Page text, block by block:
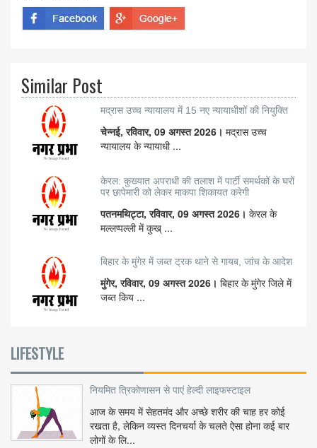
Similar Post
मद्रास उच्च न्यायालय में 15 नए न्यायाधीशों की नियुक्ति
चेन्नई, रविवार, 09 अगस्त 2026। मद्रास उच्च
न्यायालय के न्यायाधी ...
केरल: कुख्यात अपराधी की तलाश में पार्टी समर्थकों के घरों
पर छापेमारी को लेकर माकपा शिकायत करेगी
पतनमथिट्टा, रविवार, 09 अगस्त 2026। केरल के
मल्लप्पल्ली में कुख् ...
बिहार के मुंगेर में जब्त ट्रक थाने से गायब, जांच के आदेश
मुंगेर, रविवार, 09 अगस्त 2026। बिहार के मुंगेर जिले में
जब्त किय ...
LIFESTYLE
नियमित त्रिकोणासन से पाएं हेल्दी लाइफस्टाइल
आज के समय में सेहतमंद और अच्छे शरीर की चाह हर कोई
रखता है, लेकिन व्यस्त दिनचर्या के चलते ऐसा होना कई बार
लोगों के लि...